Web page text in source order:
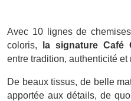
Avec 10 lignes de
coloris,
la signature Café
entre tradition, authenticité et
De beaux tissus, de belle
apportée aux détails, de